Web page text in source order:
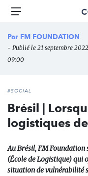
Aller
principal
Menu
Par FM FOUNDATION
- Publié le 21 septembre
09:00
#SOCIAL
Brésil |
logistiques
Au Brésil, FM
(École de Logistique) qui
situation de vulnérabilité